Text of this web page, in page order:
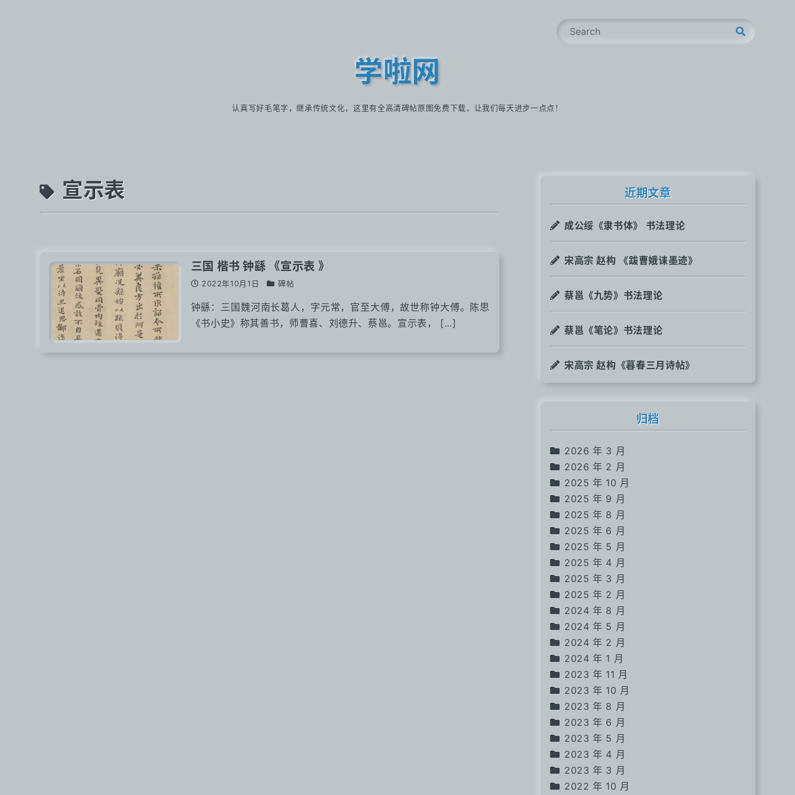
学啦网
认真写好毛笔字，继承传统文化，这里有全高清碑帖原图免费下载，让我们每天进步一点点！
S
h
宣示表
三国 楷书 钟繇 《宣示表 》
2022年10月1日 碑帖
钟繇：三国魏河南长葛人，字元常，官至大傅，故世称钟大傅。陈思
《书小史》称其善书，师曹喜、刘德升、蔡邕。宣示表， […]
近期文章
成公绥《隶书体》 书法理论
宋高宗 赵构 《跋曹娥诔墨迹》
蔡邕《九势》书法理论
蔡邕《笔论》书法理论
宋高宗 赵构《暮春三月诗帖》
归档
2026 年 3 月
2026 年 2 月
2025 年 10 月
2025 年 9 月
2025 年 8 月
2025 年 6 月
2025 年 5 月
2025 年 4 月
2025 年 3 月
2025 年 2 月
2024 年 8 月
2024 年 5 月
2024 年 2 月
2024 年 1 月
2023 年 11 月
2023 年 10 月
2023 年 8 月
2023 年 6 月
2023 年 5 月
2023 年 4 月
2023 年 3 月
2022 年 10 月